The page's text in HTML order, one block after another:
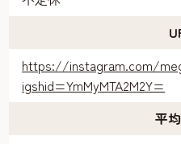
https://instagram.com/
igshid=YmMyMTA2M2Y=
平